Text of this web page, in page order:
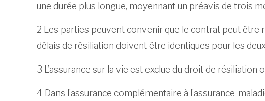
une durée plus longue, moyennant un préavis de trois
2 Les parties peuvent convenir que le contrat peut être
délais de résiliation doivent être identiques pour les
3 L’assurance sur la vie est exclue du droit de résiliation
4 Dans l’assurance complémentaire à l’assurance-